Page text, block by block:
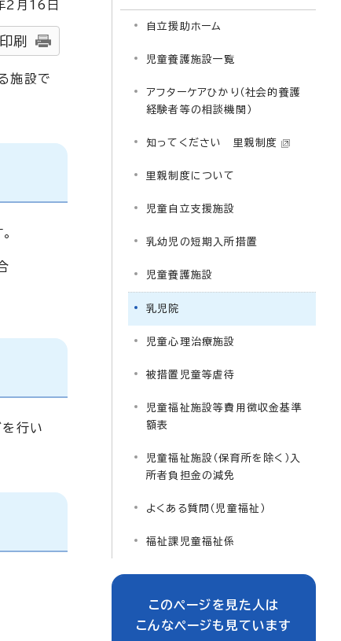
2月 16 日
刷
施設で
を行い
自立援助ホーム
児童養護施設一覧
アフターケアひかり（社会的養護
経験者等の相談機関）
知ってください 里親制度
里親制度について
児童自立支援施設
乳幼児の短期入所措置
児童養護施設
乳児院
児童心理治療施設
被措置児童等虐待
児童福祉施設等費用徴収金基準
額表
児童福祉施設（保育所を除く）入
所者負担金の減免
よくある質問（児童福祉）
福祉課児童福祉係
このページを見た人は
こんなページも見ています